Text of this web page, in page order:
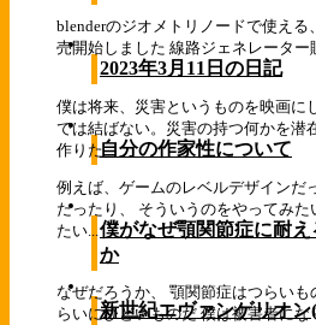
blenderのジオメトリノードで使え
売開始しました 線路ジェネレーター
2023年3月11日の日記
僕は将来、災害というものを映画に
では結ばない。災害の持つ何かを潜
作りた...自分の作家性について
例えば、ゲームのレベルデザインだ
だったり、 そういうのをやってみ
たい... 僕がなぜ顎関節症に耐
か
なぜだろうか、 顎関節症はつらいも
らいにひどいものだ 僕は被害者にな
新世紀エヴァンゲリオン